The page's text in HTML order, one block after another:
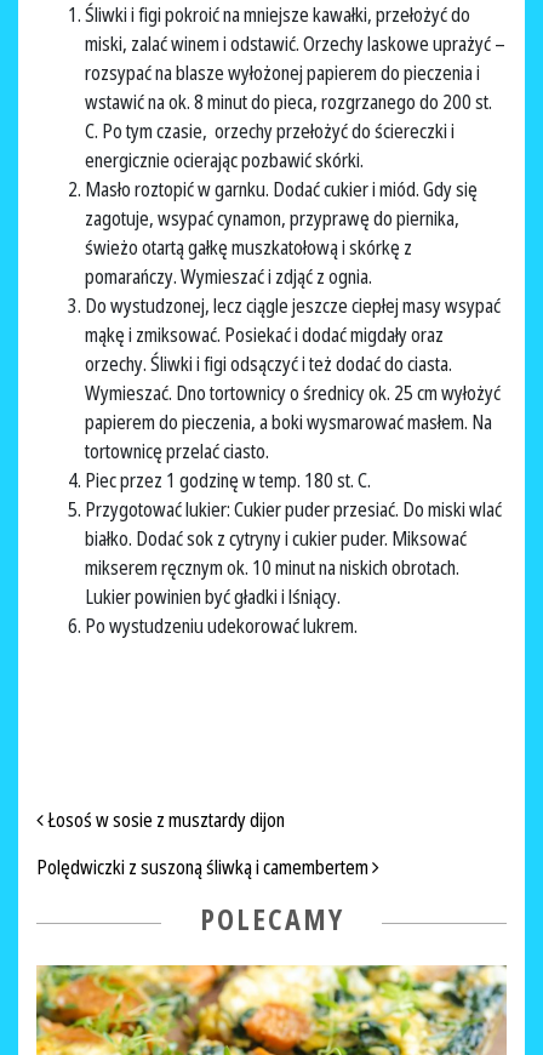
Śliwki i figi pokroić na mniejsze kawałki, przełożyć do
miski, zalać winem i odstawić. Orzechy laskowe uprażyć –
rozsypać na blasze wyłożonej papierem do pieczenia i
wstawić na ok. 8 minut do pieca, rozgrzanego do 200 st.
C. Po tym czasie, orzechy przełożyć do ściereczki i
energicznie ocierając pozbawić skórki.
Masło roztopić w garnku. Dodać cukier i miód. Gdy się
zagotuje, wsypać cynamon, przyprawę do piernika,
świeżo otartą gałkę muszkatołową i skórkę z
pomarańczy. Wymieszać i zdjąć z ognia.
Do wystudzonej, lecz ciągle jeszcze ciepłej masy wsypać
mąkę i zmiksować. Posiekać i dodać migdały oraz
orzechy. Śliwki i figi odsączyć i też dodać do ciasta.
Wymieszać. Dno tortownicy o średnicy ok. 25 cm wyłożyć
papierem do pieczenia, a boki wysmarować masłem. Na
tortownicę przelać ciasto.
Piec przez 1 godzinę w temp. 180 st. C.
Przygotować lukier: Cukier puder przesiać. Do miski wlać
białko. Dodać sok z cytryny i cukier puder. Miksować
mikserem ręcznym ok. 10 minut na niskich obrotach.
Lukier powinien być gładki i lśniący.
Po wystudzeniu udekorować lukrem.
NAWIGACJA PO ARTYKUŁACH
Łosoś w sosie z musztardy dijon
Polędwiczki z suszoną śliwką i camembertem
POLECAMY